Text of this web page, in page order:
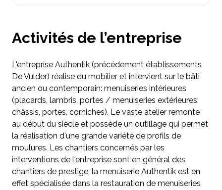
Activités de l’entreprise
L'entreprise Authentik (précédement établissements
De Vulder) réalise du mobilier et intervient sur le bâti
ancien ou contemporain: menuiseries intérieures
(placards, lambris, portes / menuiseries extérieures:
châssis, portes, corniches). Le vaste atelier remonte
au début du siècle et possède un outillage qui permet
la réalisation d'une grande variété de profils de
moulures. Les chantiers concernés par les
interventions de l'entreprise sont en général des
chantiers de prestige, la menuiserie Authentik est en
effet spécialisée dans la restauration de menuiseries